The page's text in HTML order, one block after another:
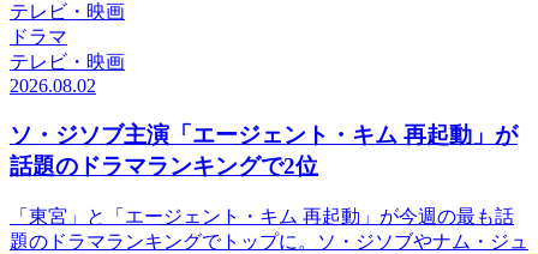
テレビ・映画
ドラマ
テレビ・映画
2026.08.02
ソ・ジソブ主演「エージェント・キム 再起動」が
話題のドラマランキングで2位
「東宮」と「エージェント・キム 再起動」が今週の最も話
題のドラマランキングでトップに。ソ・ジソブやナム・ジュ